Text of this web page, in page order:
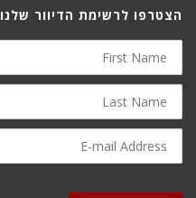
הצטרפו לרשימת הדיוור שלנו
First
Name
Last
Name
E-
mail